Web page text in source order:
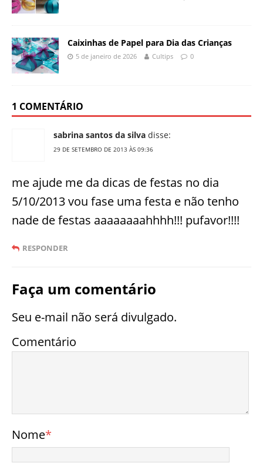
Caixinhas de Papel para Dia das Crianças
5 de janeiro de 2026 Cultips 0
1 COMENTÁRIO
sabrina santos da silva disse:
29 DE SETEMBRO DE 2013 ÀS 09:36
me ajude me da dicas de festas no dia
5/10/2013 vou fase uma festa e não tenho
nade de festas aaaaaaaahhhh!!! pufavor!!!!
RESPONDER
Faça um comentário
Seu e-mail não será divulgado.
Comentário
Nome*